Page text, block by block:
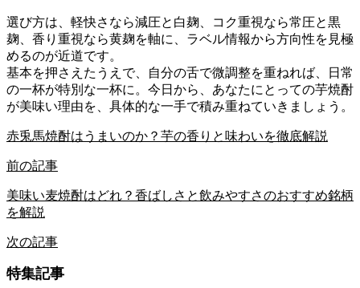
選び方は、軽快さなら減圧と白麹、コク重視なら常圧と黒
麹、香り重視なら黄麹を軸に、ラベル情報から方向性を見極
めるのが近道です。
基本を押さえたうえで、自分の舌で微調整を重ねれば、日常
の一杯が特別な一杯に。今日から、あなたにとっての芋焼酎
が美味い理由を、具体的な一手で積み重ねていきましょう。
赤兎馬焼酎はうまいのか？芋の香りと味わいを徹底解説
前の記事
美味い麦焼酎はどれ？香ばしさと飲みやすさのおすすめ銘柄
を解説
次の記事
特集記事